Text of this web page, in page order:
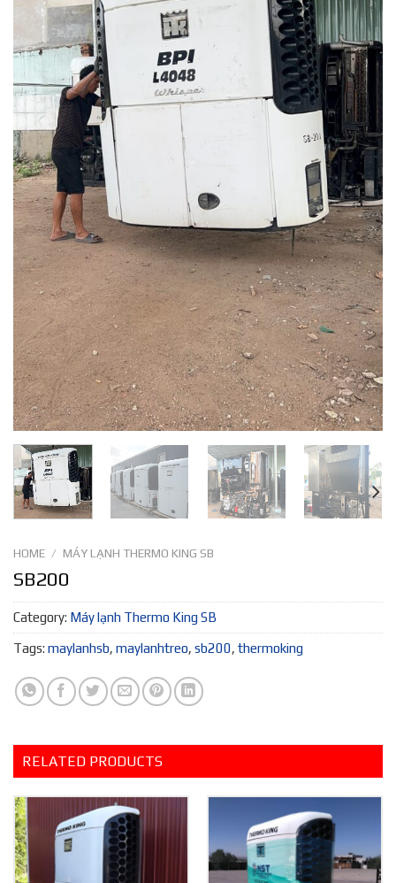
HOME / MÁY LẠNH THERMO KING SB
SB200
Category: Máy lạnh Thermo King SB
Tags: maylanhsb, maylanhtreo, sb200, thermoking
RELATED PRODUCTS